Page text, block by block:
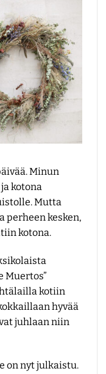
Minun
kotona
Mutta
perheen kesken,
kotona.
Muertos”
kotiin
hyvää
juhlaan niin
on nyt julkaistu.